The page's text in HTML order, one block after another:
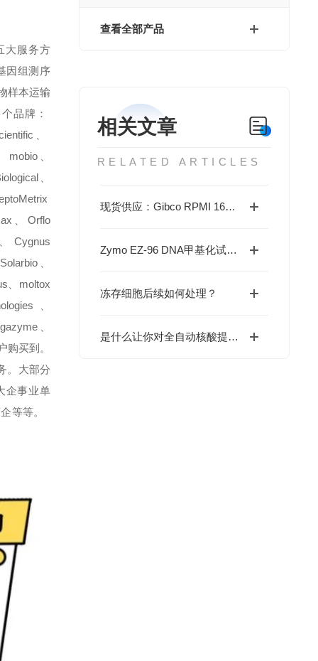
查看全部产品
相关文章
RELATED ARTICLES
现货供应：Gibco RPMI 1640培养基(C11875500BT)
Zymo EZ-96 DNA甲基化试剂盒-gold(D5008)现货供应
冻存细胞后续如何处理？
是什么让你对全自动核酸提取仪如此看好的呢？
大服务方
因组测序
样本运输
品牌：
mobio、
Orflo
Cygnus
Solarbio、
moltox
、
买到。
。大部分
企事业单
等等。